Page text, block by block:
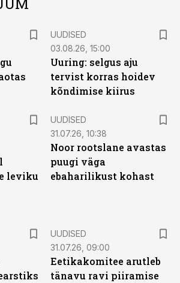
UUDISED
03.08.26, 15:00
Uuring: selgus aju
tervist korras hoidev
kõndimise kiirus
leviku
UUDISED
31.07.26, 10:38
Noor rootslane avastas
puugi väga
ebaharilikust kohast
UUDISED
31.07.26, 09:00
Eetikakomitee arutleb
tänavu ravi piiramise